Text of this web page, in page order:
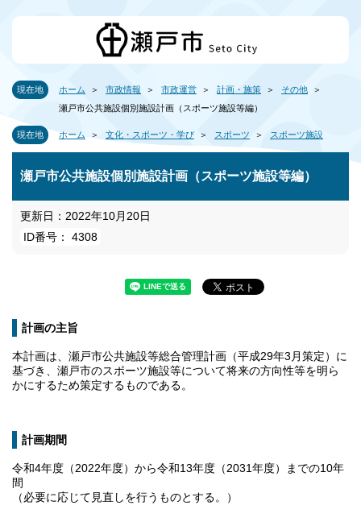
現在地 ホーム 市政情報 市政運営 計画・施策
その他
瀬戸市公共施設個別施設計画（スポーツ施設等編）
現在地 ホーム 文化・スポーツ・学び スポーツ スポーツ施設
瀬戸市公共施設個別施設計画（スポーツ施設等編）
更新日：2022年10月20日
ID番号： 4308
計画の主旨
本計画は、瀬戸市公共施設等総合管理計画（平成29年3月策定）に
基づき、瀬戸市のスポーツ施設等について将来の方向性等を明ら
かにするため策定するものである。
計画期間
令和4年度（2022年度）から令和13年度（2031年度）までの10年
間
（必要に応じて見直しを行うものとする。）